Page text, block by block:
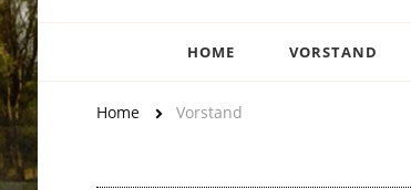
HOME VORSTAND
Home Vorstand